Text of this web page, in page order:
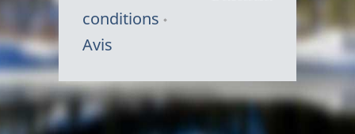
conditions
Avis
Symbole
du
Canada